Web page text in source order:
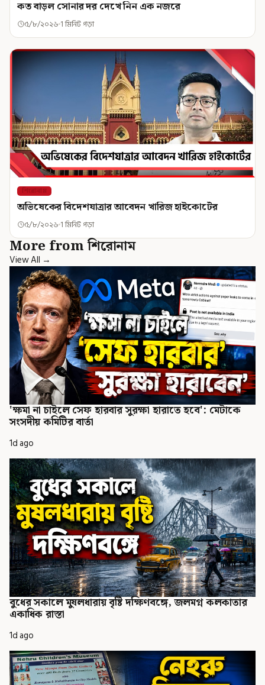
কত বাড়ল সোনার দর দেখে নিন এক নজরে
৫/৮/২০২৬ 1 মিনিট পড়া
শিরোনাম
অভিষেকের বিদেশযাত্রার আবেদন খারিজ হাইকোর্টের
৫/৮/২০২৬ 1 মিনিট পড়া
More from শিরোনাম
View All →
'ক্ষমা না চাইলে সেফ হারবার সুরক্ষা হারাতে হবে': মেটাকে
সংসদীয় কমিটির বার্তা
1d ago
বুধের সকালে মুষলধারায় বৃষ্টি দক্ষিণবঙ্গে, জলমগ্ন কলকাতার
একাধিক রাস্তা
1d ago